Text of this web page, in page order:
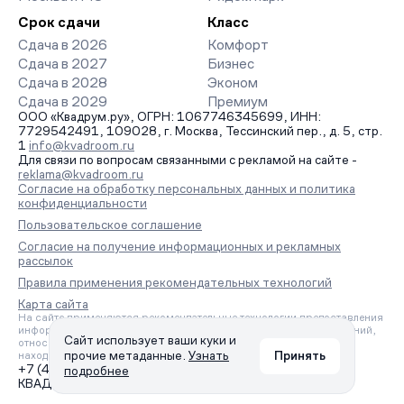
Срок сдачи
Сдача в 2026
Сдача в 2027
Сдача в 2028
Сдача в 2029
Класс
Комфорт
Бизнес
Эконом
Премиум
ООО «Квадрум.ру», ОГРН: 1067746345699, ИНН:
7729542491, 109028, г. Москва, Тессинский пер., д. 5, стр.
1 info@kvadroom.ru
Для связи по вопросам связанными с рекламой на сайте -
reklama@kvadroom.ru
Согласие на обработку персональных данных и политика
конфиденциальности
Пользовательское соглашение
Согласие на получение информационных и рекламных
рассылок
Правила применения рекомендательных технологий
Карта сайта
На сайте применяются рекомендательные технологии предоставления
информации на основе сбора, систематизации и анализа сведений,
относящихся к предпочтениям пользователей сети «Интернет»,
находящихся на территории Российской Федерации.
+7 (495) 157-88-80
КВАДРУМ © 2006 – 2026. Все права защищены.
Сайт использует ваши куки и
прочие метаданные. Узнать
подробнее
Принять